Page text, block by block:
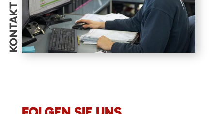
KONTAKT